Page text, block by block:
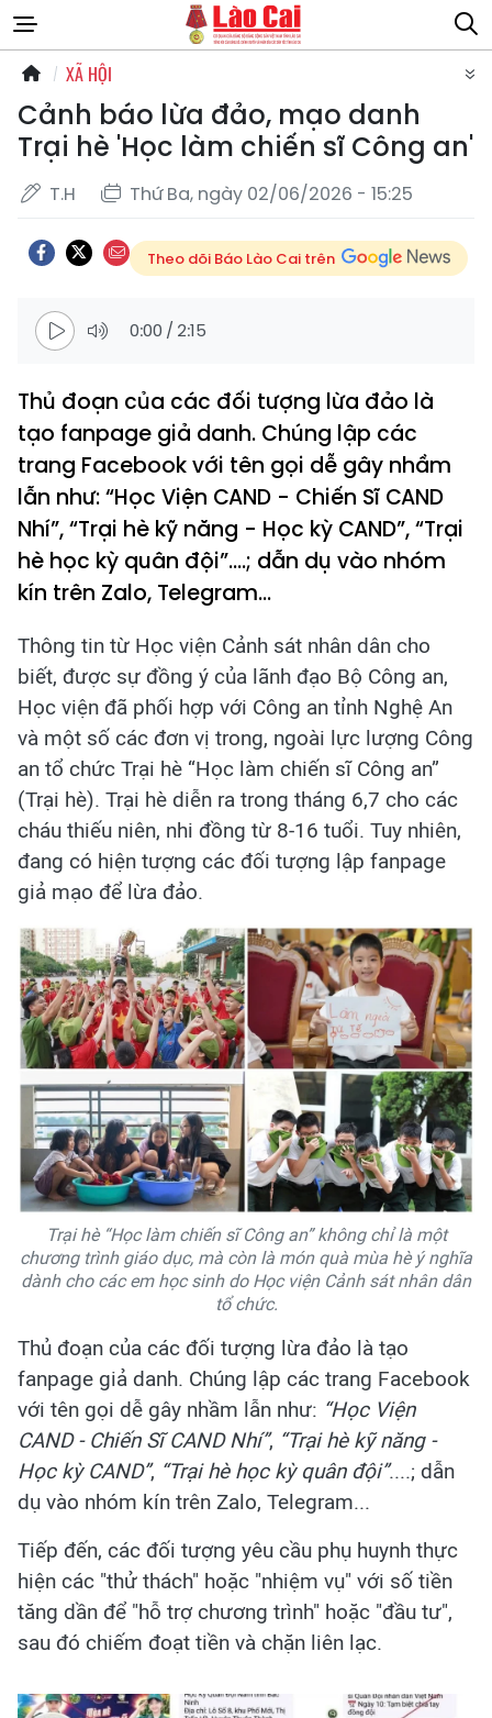
XÃ HỘI
Cảnh báo lừa đảo, mạo danh
Trại hè 'Học làm chiến sĩ Công an'
T.H Thứ Ba, ngày 02/06/2026 - 15:25
Theo dõi Báo Lào Cai trên
0:00 / 2:15
Thủ đoạn của các đối tượng lừa đảo là
tạo fanpage giả danh. Chúng lập các
trang Facebook với tên gọi dễ gây nhầm
lẫn như: “Học Viện CAND - Chiến Sĩ CAND
Nhí”, “Trại hè kỹ năng - Học kỳ CAND”, “Trại
hè học kỳ quân đội”....; dẫn dụ vào nhóm
kín trên Zalo, Telegram...
Thông tin từ Học viện Cảnh sát nhân dân cho
biết, được sự đồng ý của lãnh đạo Bộ Công an,
Học viện đã phối hợp với Công an tỉnh Nghệ An
và một số các đơn vị trong, ngoài lực lượng Công
an tổ chức Trại hè “Học làm chiến sĩ Công an”
(Trại hè). Trại hè diễn ra trong tháng 6,7 cho các
cháu thiếu niên, nhi đồng từ 8-16 tuổi. Tuy nhiên,
đang có hiện tượng các đối tượng lập fanpage
giả mạo để lừa đảo.
Trại hè “Học làm chiến sĩ Công an” không chỉ là một
chương trình giáo dục, mà còn là món quà mùa hè ý nghĩa
dành cho các em học sinh do Học viện Cảnh sát nhân dân
tổ chức.
Thủ đoạn của các đối tượng lừa đảo là tạo
fanpage giả danh. Chúng lập các trang Facebook
với tên gọi dễ gây nhầm lẫn như: “Học Viện
CAND - Chiến Sĩ CAND Nhí”, “Trại hè kỹ năng -
Học kỳ CAND”, “Trại hè học kỳ quân đội”....; dẫn
dụ vào nhóm kín trên Zalo, Telegram...
Tiếp đến, các đối tượng yêu cầu phụ huynh thực
hiện các "thử thách" hoặc "nhiệm vụ" với số tiền
tăng dần để "hỗ trợ chương trình" hoặc "đầu tư",
sau đó chiếm đoạt tiền và chặn liên lạc.